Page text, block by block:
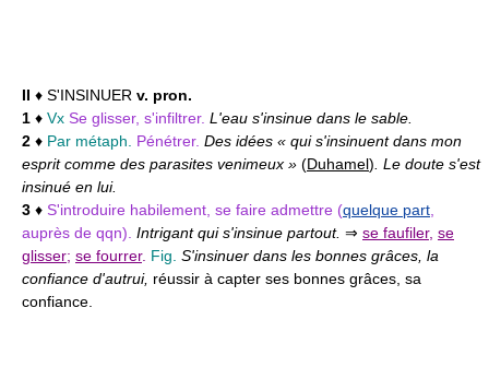
II ♦ S'INSINUER v. pron.
1 ♦ Vx Se glisser, s'infiltrer. L'eau s'insinue dans le sable.
2 ♦ Par métaph. Pénétrer. Des idées « qui s'insinuent dans mon
esprit comme des parasites venimeux » (Duhamel) . Le doute s'est
insinué en lui.
3 ♦ S'introduire habilement, se faire admettre (quelque part
auprès de qqn). Intrigant qui s'insinue partout. ⇒ se faufiler, se
glisser; se fourrer. Fig. S'insinuer dans les bonnes grâces, la
confiance d'autrui, réussir à capter ses bonnes grâces, sa
confiance.